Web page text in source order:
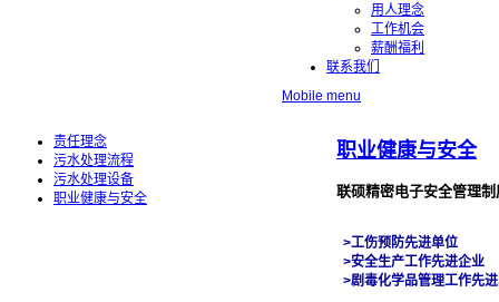
用人理念
工作机会
薪酬福利
联系我们
Mobile menu
责任理念
污水处理流程
污水处理设备
职业健康与安全
职业健康与安全
联硕精密电子安全管理制
>工伤预防先进单位
>安全生产工作先进企业
>剧毒化学品管理工作先